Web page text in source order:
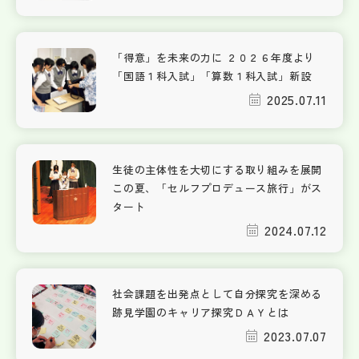
「得意」を未来の力に ２０２６年度より
「国語１科入試」「算数１科入試」新設
2025.07.11
生徒の主体性を大切にする取り組みを展開
この夏、「セルフプロデュース旅行」がス
タート
2024.07.12
社会課題を出発点として自分探究を深める
跡見学園のキャリア探究ＤＡＹとは
2023.07.07